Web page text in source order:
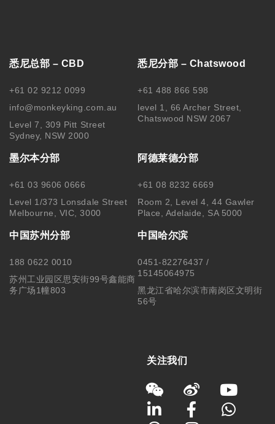
悉尼总部 – CBD
+61 02 9212 0099
info@monkeyking.com.au
Level 7, 309 Pitt Street
Sydney, NSW 2000
悉尼分部 – Chatswood
+61 488 866 598
level 1, 66 Archer Street,
Chatswood NSW 2067
墨尔本分部
+61 03 9606 0666
Level 1/373 Lonsdale Street
Melbourne, VIC, 3000
阿德莱德分部
+61 08 8232 6669
Room 2, Level 4, 44 Gawler
Place, Adelaide, SA 5000
中国苏州分部
188 0622 0010
苏州工业园区思安街99号鑫能商
务广场1幢803
中国哈尔滨
0451-82276437 /
15145064975
黑龙江省哈尔滨市南岗区文明街
56号
关注我们